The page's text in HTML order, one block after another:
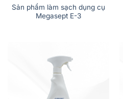
Sản phẩm làm sạch dụng cụ
Megasept E-3